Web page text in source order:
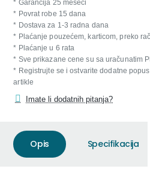
* Garancija 25 meseci
* Povrat robe 15 dana
* Dostava za 1-3 radna dana
* Plaćanje pouzećem, karticom, preko
* Plaćanje u 6 rata
* Sve prikazane cene su sa uračunatim
* Registrujte se i ostvarite dodatne
artikle
Imate li dodatnih pitanja?
Opis Specifikacija